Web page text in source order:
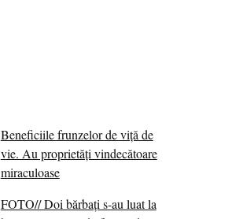
Beneficiile frunzelor de viță de
vie. Au proprietăţi vindecătoare
miraculoase
FOTO// Doi bărbați s-au luat la